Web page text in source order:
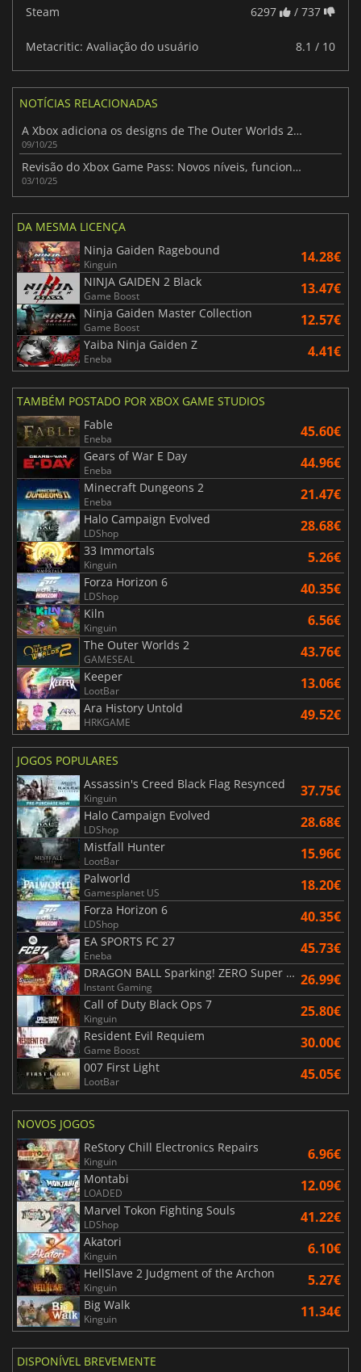
Steam 6297 / 737
Metacritic: Avaliação do usuário 8.1 / 10
NOTÍCIAS RELACIONADAS
A Xbox adiciona os designs de The Outer Worlds 2 à sua linha Xbox Design Lab
09/10/25
Revisão do Xbox Game Pass: Novos níveis, funcionalidades alargadas e reacções da comunidade
03/10/25
DA MESMA LICENÇA
Ninja Gaiden Ragebound
Kinguin 14.28€
NINJA GAIDEN 2 Black
Game Boost 13.47€
Ninja Gaiden Master Collection
Game Boost 12.57€
Yaiba Ninja Gaiden Z
Eneba 4.41€
TAMBÉM POSTADO POR XBOX GAME STUDIOS
Fable
Eneba 45.60€
Gears of War E Day
Eneba 44.96€
Minecraft Dungeons 2
Eneba 21.47€
Halo Campaign Evolved
LDShop 28.68€
33 Immortals
Kinguin 5.26€
Forza Horizon 6
LDShop 40.35€
Kiln
Kinguin 6.56€
The Outer Worlds 2
GAMESEAL 43.76€
Keeper
LootBar 13.06€
Ara History Untold
HRKGAME 49.52€
JOGOS POPULARES
Assassin's Creed Black Flag Resynced
Kinguin 37.75€
Halo Campaign Evolved
LDShop 28.68€
Mistfall Hunter
LootBar 15.96€
Palworld
Gamesplanet US 18.20€
Forza Horizon 6
LDShop 40.35€
EA SPORTS FC 27
Eneba 45.73€
DRAGON BALL Sparking! ZERO Super Limit Breaking NEO
Instant Gaming 26.99€
Call of Duty Black Ops 7
Kinguin 25.80€
Resident Evil Requiem
Game Boost 30.00€
007 First Light
LootBar 45.05€
NOVOS JOGOS
ReStory Chill Electronics Repairs
Kinguin 6.96€
Montabi
LOADED 12.09€
Marvel Tokon Fighting Souls
LDShop 41.22€
Akatori
Kinguin 6.10€
HellSlave 2 Judgment of the Archon
Kinguin 5.27€
Big Walk
Kinguin 11.34€
DISPONÍVEL BREVEMENTE